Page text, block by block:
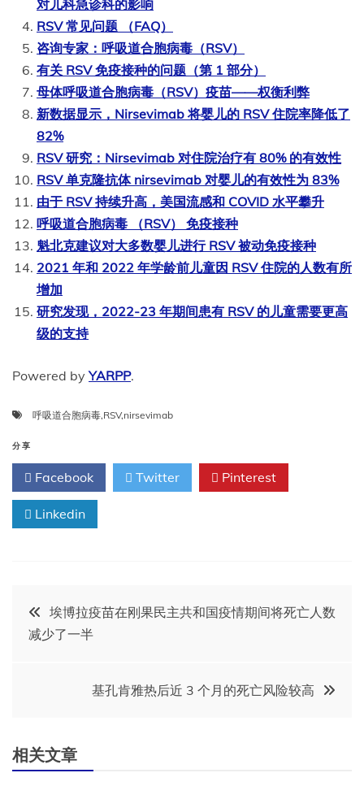
对儿科急诊科的影响
RSV 常见问题 （FAQ）
咨询专家：呼吸道合胞病毒（RSV）
有关 RSV 免疫接种的问题（第 1 部分）
母体呼吸道合胞病毒（RSV）疫苗——权衡利弊
新数据显示，Nirsevimab 将婴儿的 RSV 住院率降低了
82%
RSV 研究：Nirsevimab 对住院治疗有 80% 的有效性
RSV 单克隆抗体 nirsevimab 对婴儿的有效性为 83%
由于 RSV 持续升高，美国流感和 COVID 水平攀升
呼吸道合胞病毒 （RSV） 免疫接种
魁北克建议对大多数婴儿进行 RSV 被动免疫接种
2021 年和 2022 年学龄前儿童因 RSV 住院的人数有所
增加
研究发现，2022-23 年期间患有 RSV 的儿童需要更高
级的支持
Powered byYARPP.
呼吸道合胞病毒,RSV,nirsevimab
分享
Facebook Twitter Pinterest
Linkedin
文
章
航
埃博拉疫苗在刚果民主共和国疫情期间将死亡人数
减少了一半
基孔肯雅热后近 3 个月的死亡风险较高
相关文章